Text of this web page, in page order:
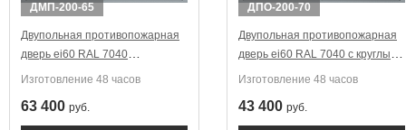
ДМП-200-65
Двупольная противопожарная
дверь ei60 RAL 7040
Антипаника (две ручки)
Изготовление 48 часов
63 400 руб.
ДПО-200-70
Двупольная противопожарная
дверь ei60 RAL 7040 с круглым
стеклопакетом
Изготовление 48 часов
43 400 руб.